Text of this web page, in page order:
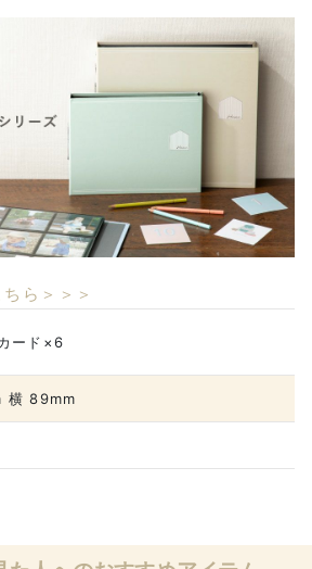
ら＞＞＞
ード×6
横 89mm